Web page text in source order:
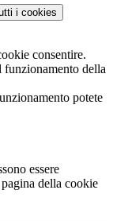
i cookies
consentire.
funzionamento della
potete
essere
della cookie